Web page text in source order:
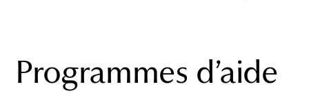
Programmes d’aide